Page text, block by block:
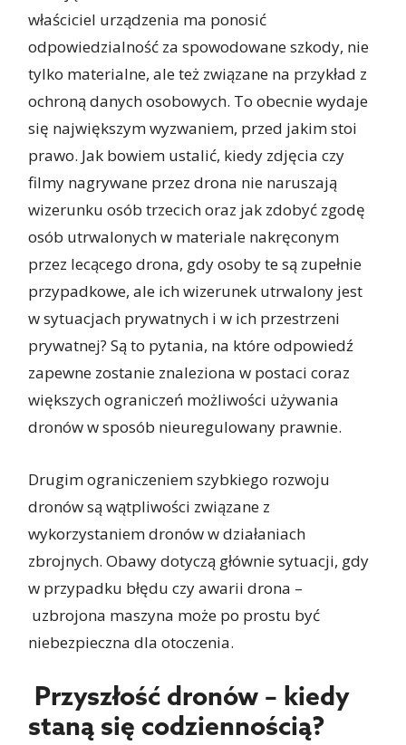
właściciel urządzenia ma ponosić
odpowiedzialność za spowodowane szkody, nie
tylko materialne, ale też związane na przykład z
ochroną danych osobowych. To obecnie wydaje
się największym wyzwaniem, przed jakim stoi
prawo. Jak bowiem ustalić, kiedy zdjęcia czy
filmy nagrywane przez drona nie naruszają
wizerunku osób trzecich oraz jak zdobyć zgodę
osób utrwalonych w materiale nakręconym
przez lecącego drona, gdy osoby te są zupełnie
przypadkowe, ale ich wizerunek utrwalony jest
w sytuacjach prywatnych i w ich przestrzeni
prywatnej? Są to pytania, na które odpowiedź
zapewne zostanie znaleziona w postaci coraz
większych ograniczeń możliwości używania
dronów w sposób nieuregulowany prawnie.
Drugim ograniczeniem szybkiego rozwoju
dronów są wątpliwości związane z
wykorzystaniem dronów w działaniach
zbrojnych. Obawy dotyczą głównie sytuacji, gdy
w przypadku błędu czy awarii drona –
uzbrojona maszyna może po prostu być
niebezpieczna dla otoczenia.
Przyszłość dronów – kiedy
staną się codziennością?